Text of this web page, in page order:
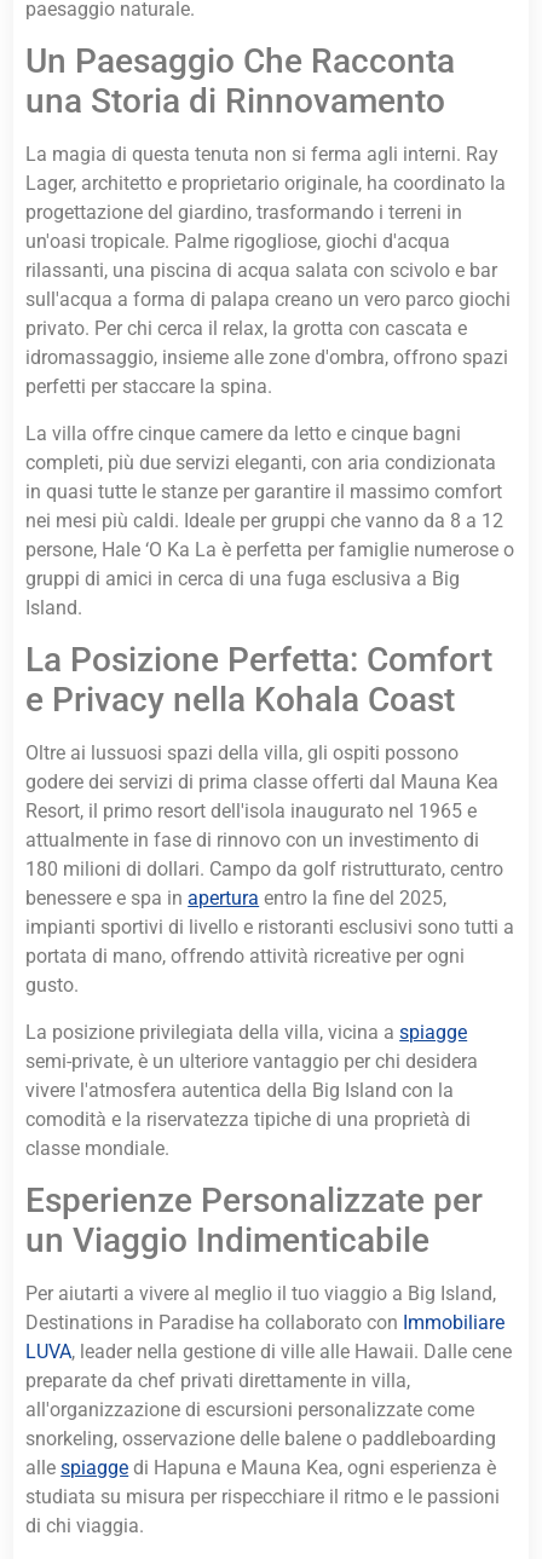
paesaggio naturale.
Un Paesaggio Che Racconta
una Storia di Rinnovamento
La magia di questa tenuta non si ferma agli interni. Ray
Lager, architetto e proprietario originale, ha coordinato la
progettazione del giardino, trasformando i terreni in
un'oasi tropicale. Palme rigogliose, giochi d'acqua
rilassanti, una piscina di acqua salata con scivolo e bar
sull'acqua a forma di palapa creano un vero parco giochi
privato. Per chi cerca il relax, la grotta con cascata e
idromassaggio, insieme alle zone d'ombra, offrono spazi
perfetti per staccare la spina.
La villa offre cinque camere da letto e cinque bagni
completi, più due servizi eleganti, con aria condizionata
in quasi tutte le stanze per garantire il massimo comfort
nei mesi più caldi. Ideale per gruppi che vanno da 8 a 12
persone, Hale ‘O Ka La è perfetta per famiglie numerose o
gruppi di amici in cerca di una fuga esclusiva a Big
Island.
La Posizione Perfetta: Comfort
e Privacy nella Kohala Coast
Oltre ai lussuosi spazi della villa, gli ospiti possono
godere dei servizi di prima classe offerti dal Mauna Kea
Resort, il primo resort dell'isola inaugurato nel 1965 e
attualmente in fase di rinnovo con un investimento di
180 milioni di dollari. Campo da golf ristrutturato, centro
benessere e spa inapertura entro la fine del 2025,
impianti sportivi di livello e ristoranti esclusivi sono tutti a
portata di mano, offrendo attività ricreative per ogni
gusto.
La posizione privilegiata della villa, vicina aspiagge
semi-private, è un ulteriore vantaggio per chi desidera
vivere l'atmosfera autentica della Big Island con la
comodità e la riservatezza tipiche di una proprietà di
classe mondiale.
Esperienze Personalizzate per
un Viaggio Indimenticabile
Per aiutarti a vivere al meglio il tuo viaggio a Big Island,
Destinations in Paradise ha collaborato con Immobiliare
LUVA, leader nella gestione di ville alle Hawaii. Dalle cene
preparate da chef privati direttamente in villa,
all'organizzazione di escursioni personalizzate come
snorkeling, osservazione delle balene o paddleboarding
allespiagge di Hapuna e Mauna Kea, ogni esperienza è
studiata su misura per rispecchiare il ritmo e le passioni
di chi viaggia.